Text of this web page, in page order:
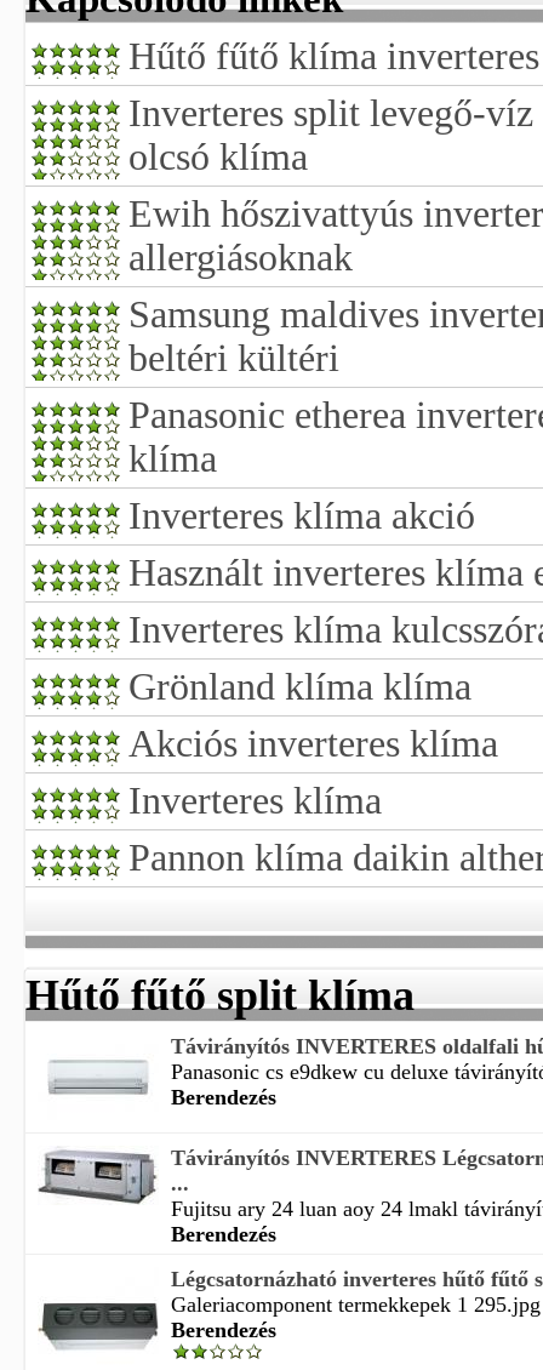
Hűtő fűtő klíma
Inverteres split levegő-
olcsó klíma
Ewih hőszivattyús
allergiásoknak
Samsung maldives
beltéri kültéri
Panasonic etherea
klíma
Inverteres klíma akció
Használt inverteres klíma
Inverteres klíma
Grönland klíma klíma
Akciós inverteres klíma
Inverteres klíma
Pannon klíma daikin
Hűtő fűtő split klíma
Távirányítós INVERTERES oldalfali
Panasonic cs e9dkew cu deluxe
Berendezés
Távirányítós INVERTERES
...
Fujitsu ary 24 luan aoy 24 lmakl
Berendezés
Légcsatornázható inverteres hűtő fűtő
Galeriacomponent termekkepek 1
Berendezés